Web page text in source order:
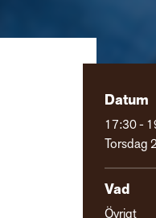
Datum
17:30 -
Torsdag
Vad
Övrigt